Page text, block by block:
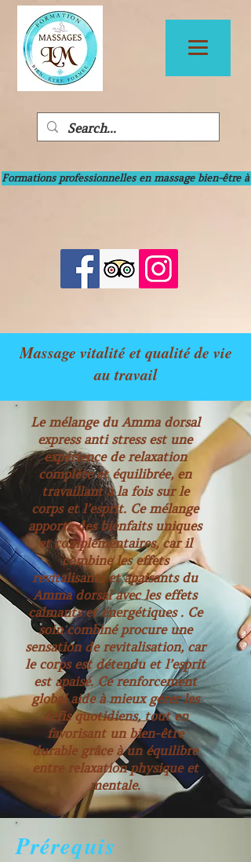
Formations professionnelles en massage bien-être à
Massage vitalité et qualité de vie
au travail
Le mélange du Amma dorsal
express anti stress est une
expérience de relaxation
complète et équilibrée, en
travaillant à la fois sur le
corps et l’esprit. Ce mélange
apporte des bienfaits uniques
et complémentaires, car il
combine les effets
revitalisants et apaisants du
Amma dorsal avec les effets
calmants et énergétiques . Ce
soin combiné procure une
sensation de revitalisation, car
le corps est détendu et l’esprit
est apaisé. Ce renforcement
global aide à mieux gérer les
défis quotidiens, tout en
favorisant un bien-être
durable grâce à un équilibre
entre relaxation physique et
mentale.
Prérequis